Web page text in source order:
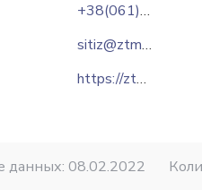
+38(061)289-82-00
sitiz@ztmc.zp.ua
https://ztmc.zp.ua
данных: 08.02.2022